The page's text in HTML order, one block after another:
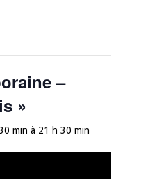
–
»
min à 21 h 30 min